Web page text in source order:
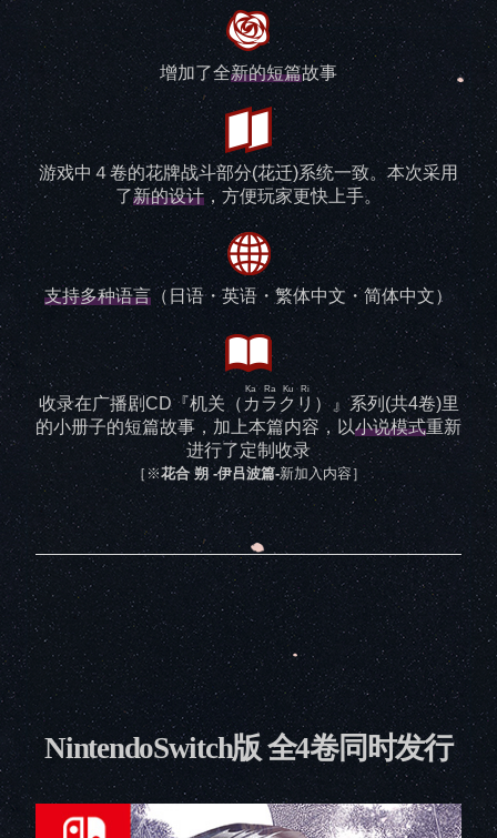
增加了全新的短篇故事
游戏中４卷的花牌战斗部分(花迁)系统一致。本次采用
了新的设计 ，方便玩家更快上手。
支持多种语言 （日语・英语・繁体中文・简体中文）
收录在广播剧CD『机关（ カラクリ
Ka Ra Ku Ri
）』系列(共4卷)里
的小册子的短篇故事，加上本篇内容，以小说模式重新
进行了定制收录
［※花合 朔 -伊吕波篇-新加入内容］
NintendoSwitch版 全4卷同时发行